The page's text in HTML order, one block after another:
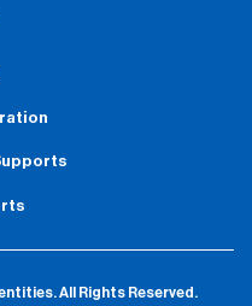
All Rights Reserved.